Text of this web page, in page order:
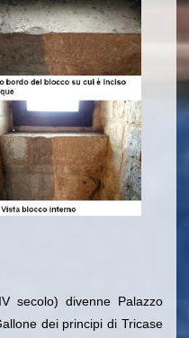
secolo) divenne Palazzo
dei principi di Tricase